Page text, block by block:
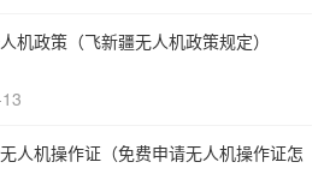
机政策（飞新疆无人机政策规定）
人机操作证（免费申请无人机操作证怎